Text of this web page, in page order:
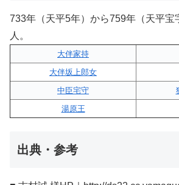
733年（天平5年）から759年（天平宝
人。
大伴家持
大伴坂上郎女
中臣宅守
湯原王
出典・参考